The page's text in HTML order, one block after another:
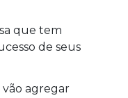
que tem
de seus
agregar